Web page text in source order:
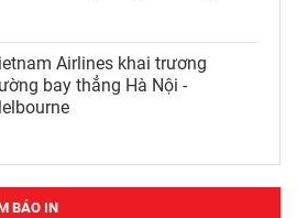
Airlines khai trương
bay thẳng Hà Nội -
BÁO IN